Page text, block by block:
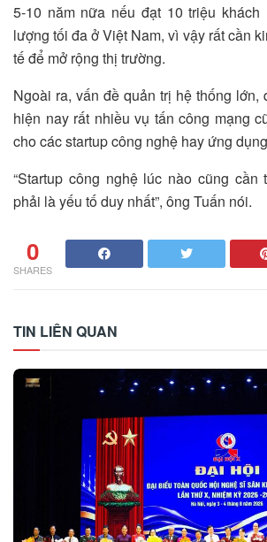
5-10 năm nữa nếu đạt 10 triệu khách
lượng tối đa ở Việt Nam, vì vậy rất cần
tế để mở rộng thị trường.
Ngoài ra, vấn đề quản trị hệ thống lớn,
hiện nay rất nhiều vụ tấn công mạng
cho các startup công nghệ hay ứng
“Startup công nghệ lúc nào cũng cần
phải là yếu tố duy nhất”, ông Tuấn nói.
0
SHARES
TIN LIÊN QUAN